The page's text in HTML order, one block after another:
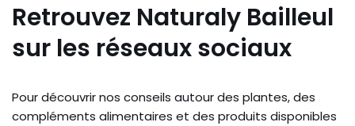
Retrouvez Naturaly Bailleul
sur les réseaux sociaux
Pour découvrir nos conseils autour des plantes, des
compléments alimentaires et des produits disponibles